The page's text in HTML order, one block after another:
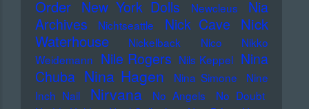
Order New York Dolls Newcleus
Nia
Archives
Nichtseattle Nick Cave
Nick
Waterhouse
Nickelback Nico
Nikko
Weidemann Nile Rogers Nils Keppel Nina
Chuba Nina Hagen Nina Simone
Nine
Inch Nail
Nirvana No Angels
No Doubt